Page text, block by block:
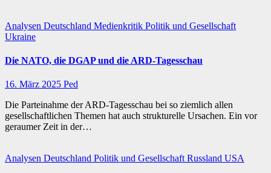
Analysen Deutschland Medienkritik Politik und Gesellschaft
Ukraine
Die NATO, die DGAP und die ARD-Tagesschau
16. März 2025 Ped
Die Parteinahme der ARD-Tagesschau bei so ziemlich allen
gesellschaftlichen Themen hat auch strukturelle Ursachen. Ein vor
geraumer Zeit in der…
Analysen Deutschland Politik und GesellschaftRussland USA